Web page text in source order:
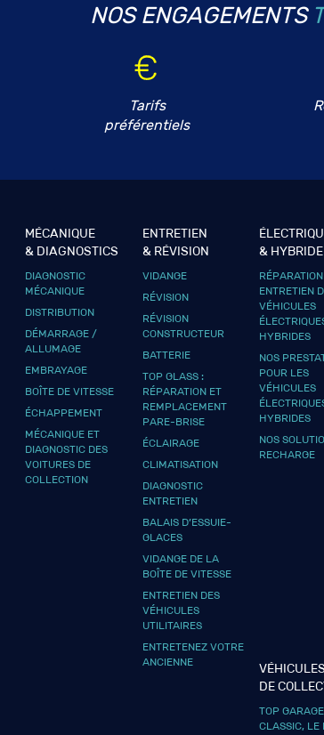
NOS ENGAGEMENTS
Tarifs
préférentiels
MÉCANIQUE
& DIAGNOSTICS
DIAGNOSTIC
MÉCANIQUE
DISTRIBUTION
DÉMARRAGE /
ALLUMAGE
EMBRAYAGE
BOÎTE DE VITESSE
ÉCHAPPEMENT
MÉCANIQUE ET
DIAGNOSTIC DES
VOITURES DE
COLLECTION
ENTRETIEN
& RÉVISION
VIDANGE
RÉVISION
RÉVISION
CONSTRUCTEUR
BATTERIE
TOP GLASS :
RÉPARATION ET
REMPLACEMENT
PARE-BRISE
ÉCLAIRAGE
CLIMATISATION
DIAGNOSTIC
ENTRETIEN
BALAIS D’ESSUIE-
GLACES
VIDANGE DE LA
BOÎTE DE VITESSE
ENTRETIEN DES
VÉHICULES
UTILITAIRES
ENTRETENEZ VOTRE
ANCIENNE
& HYBRIDE
ENTRETIEN
VÉHICULES
HYBRIDES
NOS
POUR LES
VÉHICULES
HYBRIDES
NOS
RECHARGE
VÉHICULES
DE
TOP GARAGE
CLASSIC, LE